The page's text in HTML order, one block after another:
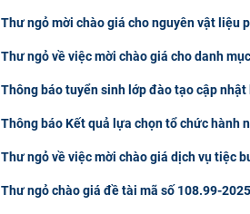
Thư ngỏ mời chào giá cho nguyên vật liệu
Thư ngỏ về việc mời chào giá cho danh
Thông báo tuyển sinh lớp đào tạo cập
Thông báo Kết quả lựa chọn tổ chức hành
Thư ngỏ về việc mời chào giá dịch vụ tiệc
Thư ngỏ chào giá đề tài mã số 108.99-